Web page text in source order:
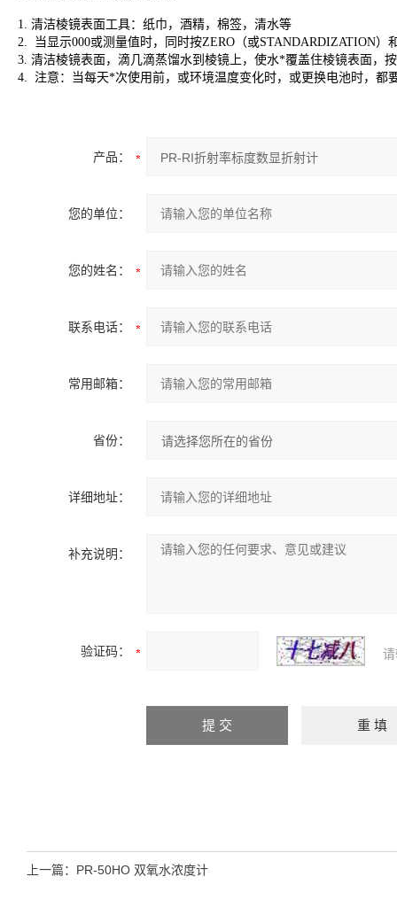
1. 清洁棱镜表面工具：纸巾，酒精，棉签，清水等
2.
当显示000或测量值时，同时按ZERO （或STANDARDIZATION）
3. 清洁棱镜表面，滴几滴蒸馏水到棱镜上，使水*覆盖住棱镜表面，按
4.
注意：当每天*次使用前，或环境温度变化时，或更换电池时，都
产品：
您的单位：
您的姓名：
联系电话：
常用邮箱：
省份：
详细地址：
补充说明：
验证码：
上一篇： PR-50HO 双氧水浓度计